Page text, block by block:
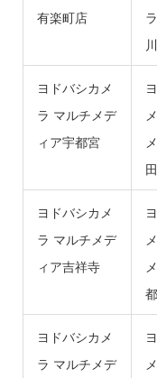
有楽町店
ヨドバシカメ
ラ マルチメデ
ィア宇都宮
田
ヨドバシカメ
ラ マルチメデ
ィア吉祥寺
都
ヨドバシカメ
ラ マルチメデ